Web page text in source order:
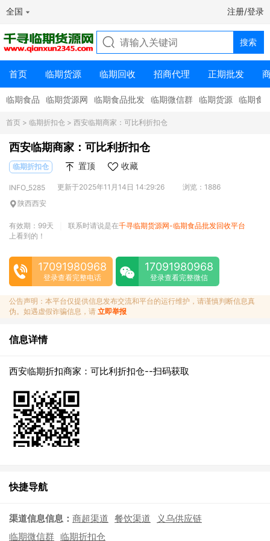
全国 注册/登录
首页 临期货源 临期回收 招商代理 正期批发
临期食品 临期货源网 临期食品批发 临期微信群 临期货源 临期食
首页 > 临期折扣仓 > 西安临期商家：可比利折扣仓
西安临期商家：可比利折扣仓
临期折扣仓 置顶 收藏
INFO_5285 更新于2025年11月14日 14:29:26
浏览：1886
陕西西安
有效期：99天 联系时请说是在千寻临期货源网-临期食品批发回收平台
上看到的！
17091980968
登录查看完整电话
17091980968
登录查看完整微信
公告声明：本平台仅提供信息发布交流和平台的运行维护，请谨慎判断信息真
伪。如遇虚假诈骗信息，请 立即举报
信息详情
西安临期折扣商家：可比利折扣仓--扫码获取
快捷导航
渠道信息信息： 商超渠道 餐饮渠道
义乌供应链
临期微信群 临期折扣仓